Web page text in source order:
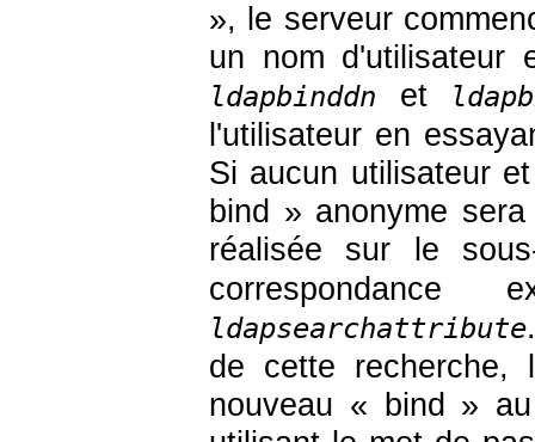
», le serveur
un nom d'utilisateur
ldapbinddn et
l'utilisateur en
Si aucun utilisateur
bind » anonyme
réalisée sur le
ldapsearchattribute
de cette recherche,
nouveau « bind »